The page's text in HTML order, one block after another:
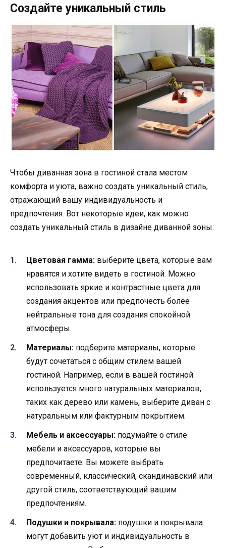
Создайте уникальный стиль
Чтобы диванная зона в гостиной стала местом
комфорта и уюта, важно создать уникальный стиль,
отражающий вашу индивидуальность и
предпочтения. Вот некоторые идеи, как можно
создать уникальный стиль в дизайне диванной зоны:
Цветовая гамма: выберите цвета, которые вам
нравятся и хотите видеть в гостиной. Можно
использовать яркие и контрастные цвета для
создания акцентов или предпочесть более
нейтральные тона для создания спокойной
атмосферы.
Материалы: подберите материалы, которые
будут сочетаться с общим стилем вашей
гостиной. Например, если в вашей гостиной
используется много натуральных материалов,
таких как дерево или камень, выберите диван с
натуральным или фактурным покрытием.
Мебель и аксессуары: подумайте о стиле
мебели и аксессуаров, которые вы
предпочитаете. Вы можете выбрать
современный, классический, скандинавский или
другой стиль, соответствующий вашим
предпочтениям.
Подушки и покрывала: подушки и покрывала
могут добавить уют и индивидуальность в